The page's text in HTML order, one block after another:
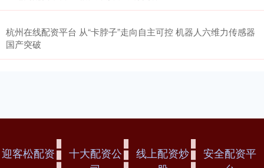
杭州在线配资平台 从“卡脖子”走向自主可控 机器人六维力传感器
国产突破
迎客松配资
十大配资公
线上配资炒
安全配资平